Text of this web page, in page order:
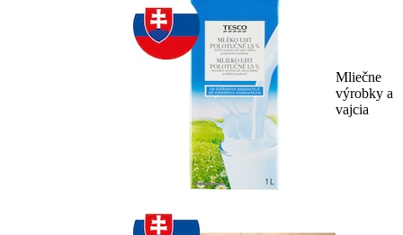
Mliečne
výrobky a
vajcia